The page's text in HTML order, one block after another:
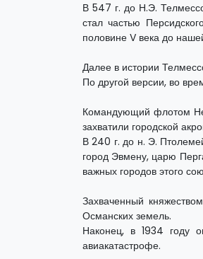
В 547 г. до Н.Э.
стал частью
половине V века до
Далее в истории
По другой версии, во
Командующий флотом
захватили городской
В 240 г. до н. Э.
город Эвмену, царю
важных городов этого
Захваченный
Османских земель.
Наконец, в 1934 году
авиакатастрофе.